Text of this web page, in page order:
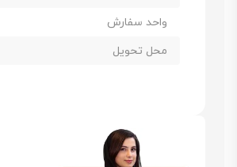
واحد سفارش
محل تحویل